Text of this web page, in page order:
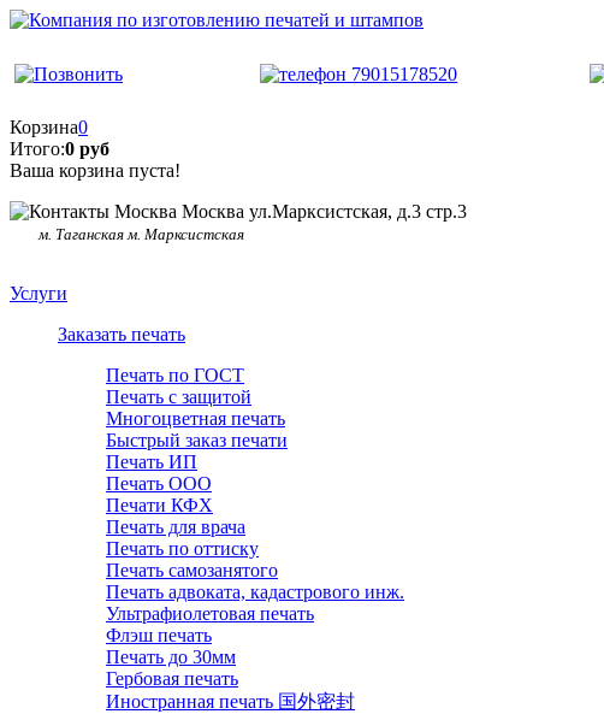
Корзина0
Итого:0 руб
Ваша корзина пуста!
Москва ул.Марксистская, д.3 стр.3
м. Таганская м. Марксистская
Услуги
Заказать печать
Печать по ГОСТ
Печать с защитой
Многоцветная печать
Быстрый заказ печати
Печать ИП
Печать ООО
Печати КФХ
Печать для врача
Печать по оттиску
Печать самозанятого
Печать адвоката, кадастрового инж.
Ультрафиолетовая печать
Флэш печать
Печать до 30мм
Гербовая печать
Иностранная печать 国外密封